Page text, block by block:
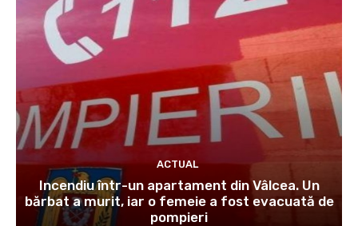
ACTUAL
Incendiu într-un apartament din Vâlcea. Un
bărbat a murit, iar o femeie a fost evacuată de
pompieri